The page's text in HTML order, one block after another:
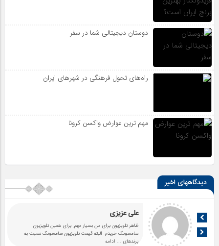
دوستان دیجیتالی شما در سفر
راه‌های تحول فرهنگی در شهرهای ایران
مهم ترین عوارض واکسن کرونا
دیدگاههای اخیر
علی عزیزی
ظاهر تلویزیون برای من بسیار مهم. برای همین تلویزیون
سامسونگ خریدم. البته قیمت تلویزیون سامسونگ نسبت به
برندهای ... ادامه